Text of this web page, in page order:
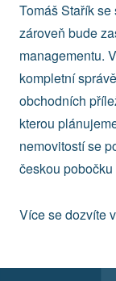
Tomáš Stařík
zároveň bude
managementu.
kompletní
obchodních
kterou
nemovitostí se
českou
Více se dozvíte v